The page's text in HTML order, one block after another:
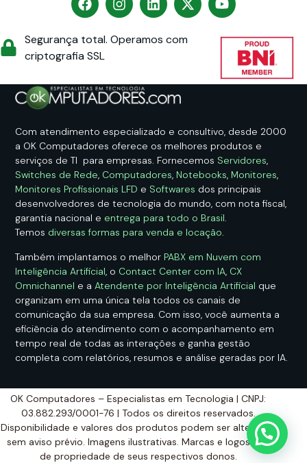
Segurança total. Operamos com
criptografia SSL
Com atendimento especializado e consultivo, desde 2000
a OK Computadores oferece os melhores produtos e
serviços de TI para empresas. Fornecemos Servidores,
Switches de Rede, Computadores, Notebooks, Monitores,
Monitores Profissionais LFD e Softwares dos principais
desenvolvedores de tecnologia do mundo, com nota fiscal,
garantia nacional e entrega para todo o Brasil.
Temos diversas formas para venda e locação.
Também implantamos o melhor PABX em Nuvem com
Inteligência Artificial, o Contact Center com IA, CX
Omnichannel e aAtendente por Inteligência Artificial que
organizam em uma única tela todos os canais de
comunicação da sua empresa. Com isso, você aumenta a
eficiência do atendimento com o acompanhamento em
tempo real de todas as interações e ganha gestão
completa com relatórios, resumos e análise geradas por IA.
OK Computadores – Especialistas em Tecnologia | CNPJ:
03.882.293/0001-76 | Todos os direitos reservados.
Disponibilidade e valores dos produtos podem ser alterados
sem aviso prévio. Imagens ilustrativas. Marcas e logos são
de propriedade de seus respectivos donos.